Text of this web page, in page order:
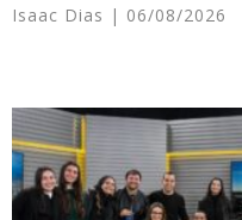
Isaac Dias 06/08/2026